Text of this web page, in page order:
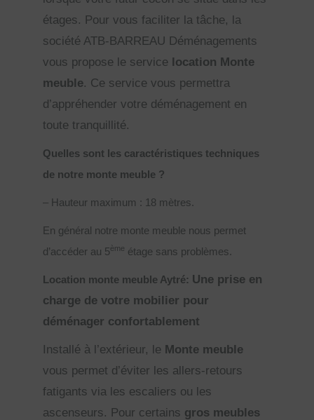
étages. Pour vous faciliter la tâche, la
société ATB-BARREAU Déménagements
vous propose le service location Monte
meuble. Ce service vous permettra
d’appréhender votre déménagement en
toute tranquillité.
Quelles sont les caractéristiques techniques
de notre monte meuble ?
– Hauteur maximum : 18 mètres.
En général notre monte meuble nous permet
d’accéder au 5ème étage sans problèmes.
Location monte meuble Aytré: Une prise en
charge de votre mobilier pour
déménager confortablement
Installé à l’extérieur, le Monte meuble
vous permet d’éviter les allers-retours
fatigants via les escaliers ou les
ascenseurs. Pour certains gros meubles